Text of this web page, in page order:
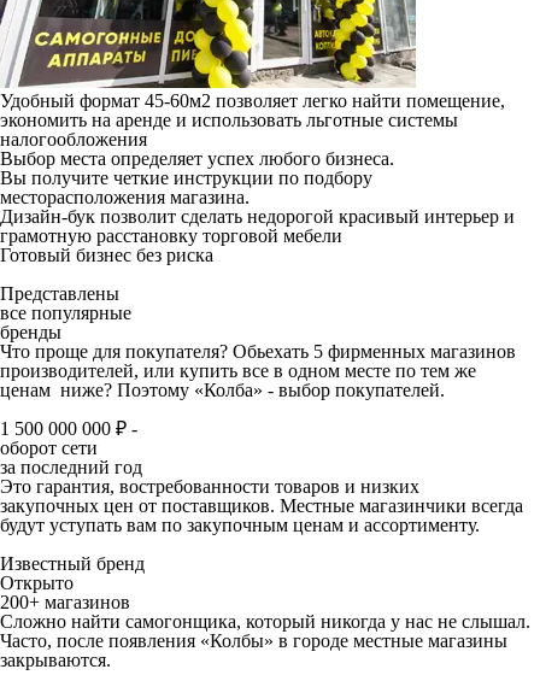
Удобный формат 45-60м2 позволяет легко найти помещение,
экономить на аренде и использовать льготные системы
налогообложения
Выбор места определяет успех любого бизнеса.
Вы получите четкие инструкции по подбору
месторасположения магазина.
Дизайн-бук позволит сделать недорогой красивый интерьер и
грамотную расстановку торговой мебели
Готовый бизнес без риска
Представлены
все популярные
бренды
Что проще для покупателя? Обьехать 5 фирменных магазинов
производителей, или купить все в одном месте по тем же
ценам ниже? Поэтому «Колба» - выбор покупателей.
1 500 000 000 ₽ -
оборот сети
за последний год
Это гарантия, востребованности товаров и низких
закупочных цен от поставщиков. Местные магазинчики всегда
будут уступать вам по закупочным ценам и ассортименту.
Известный бренд
Открыто
200+ магазинов
Сложно найти самогонщика, который никогда у нас не слышал.
Часто, после появления «Колбы» в городе местные магазины
закрываются.